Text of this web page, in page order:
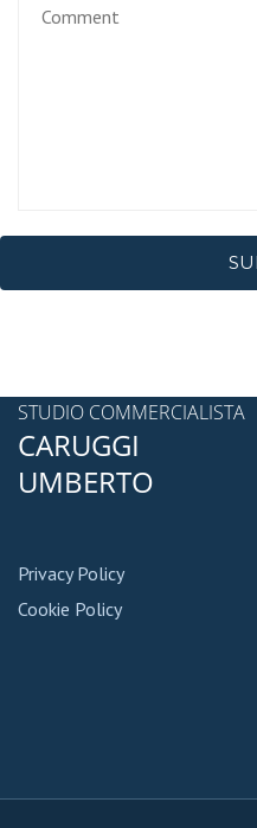
STUDIO COMMERCIALISTA
CARUGGI
UMBERTO
Privacy Policy
Cookie Policy